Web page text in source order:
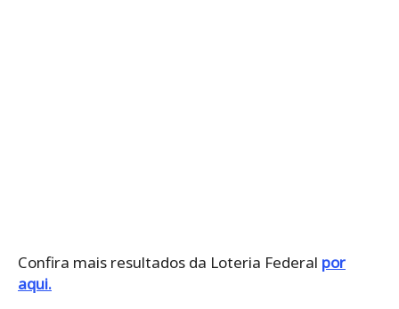
Confira mais resultados da Loteria Federal por
aqui.